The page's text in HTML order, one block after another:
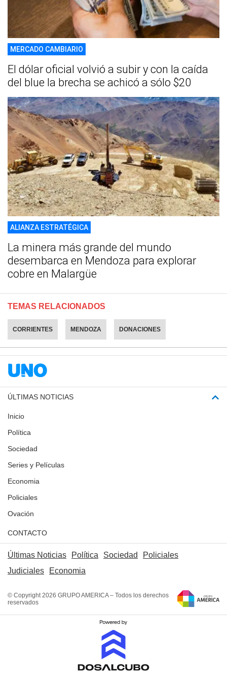
MERCADO CAMBIARIO
El dólar oficial volvió a subir y con la caída
del blue la brecha se achicó a sólo $20
ALIANZA ESTRATÉGICA
La minera más grande del mundo
desembarca en Mendoza para explorar
cobre en Malargüe
TEMAS RELACIONADOS
CORRIENTES MENDOZA DONACIONES
ÚLTIMAS NOTICIAS
Inicio
Política
Sociedad
Series y Películas
Economia
Policiales
Ovación
CONTACTO
Últimas Noticias Política Sociedad
Policiales
Judiciales
Economia
© Copyright 2026 GRUPO AMERICA – Todos los derechos
reservados